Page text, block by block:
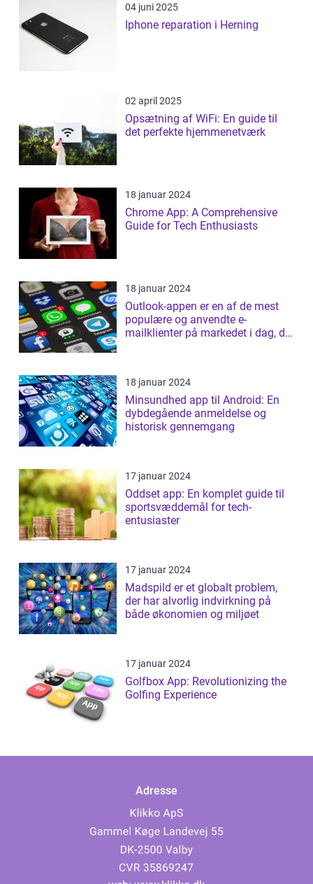
04 juni 2025
Iphone reparation i Herning
02 april 2025
Opsætning af WiFi: En guide til
det perfekte hjemmenetværk
18 januar 2024
Chrome App: A Comprehensive
Guide for Tech Enthusiasts
18 januar 2024
Outlook-appen er en af de mest
populære og anvendte e-
mailklienter på markedet i dag, der
18 januar 2024
Minsundhed app til Android: En
dybdegående anmeldelse og
historisk gennemgang
17 januar 2024
Oddset app: En komplet guide til
sportsvæddemål for tech-
entusiaster
17 januar 2024
Madspild er et globalt problem,
der har alvorlig indvirkning på
både økonomien og miljøet
17 januar 2024
Golfbox App: Revolutionizing the
Golfing Experience
Adresse